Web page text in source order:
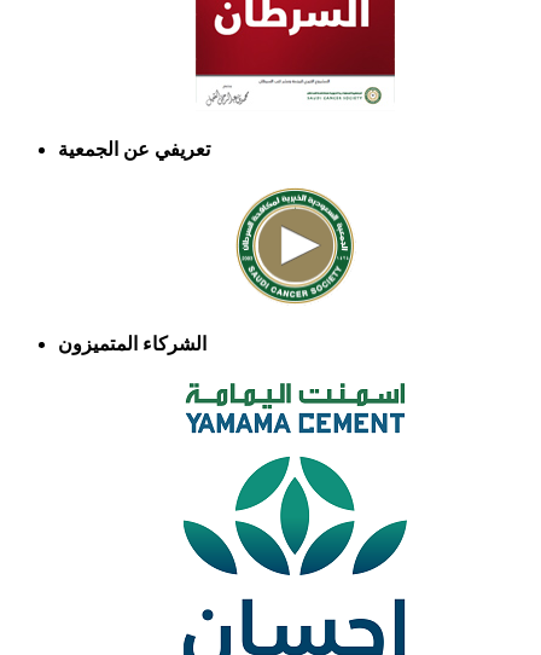
تعريفي عن الجمعية
الشركاء المتميزون